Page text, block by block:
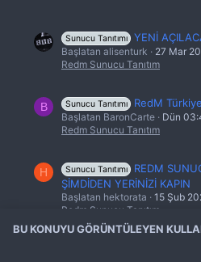
Sunucu Tanıtımı YENİ
Başlatan alisenturk 27 Mar
Redm Sunucu Tanıtım
B Sunucu Tanıtımı RedM
Başlatan BaronCarte Dün
Redm Sunucu Tanıtım
H Sunucu Tanıtımı
REDM
ŞİMDİDEN YERİNİZİ KAPIN
Başlatan hektorata 15 Şub
Redm Sunucu Tanıtım
BU KONUYU GÖRÜNTÜLEYEN